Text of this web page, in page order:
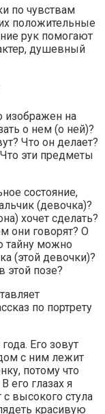
по чувствам
положительные
рук помогают
душевный
изображен на
о нем (о ней)?
Что он делает?
эти предметы
состояние,
(девочка)?
хочет сделать?
они говорят? О
тайну можно
(этой девочки)?
этой позе?
по портрету
Его зовут
с ним лежит
потому что
его глазах я
высокого стула
красивую